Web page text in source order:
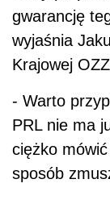
gwarancję
wyjaśnia
Krajowej
- Warto
PRL nie ma
ciężko
sposób